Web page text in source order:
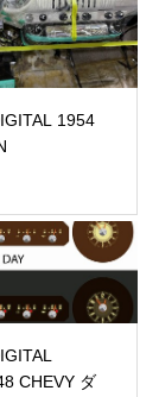
1954
CHEVY ダ